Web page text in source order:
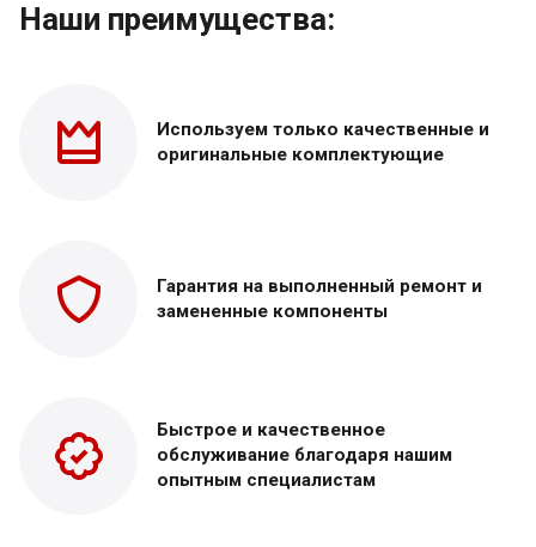
Наши преимущества:
Используем только качественные и
оригинальные комплектующие
Гарантия на выполненный ремонт и
замененные компоненты
Быстрое и качественное
обслуживание благодаря нашим
опытным специалистам